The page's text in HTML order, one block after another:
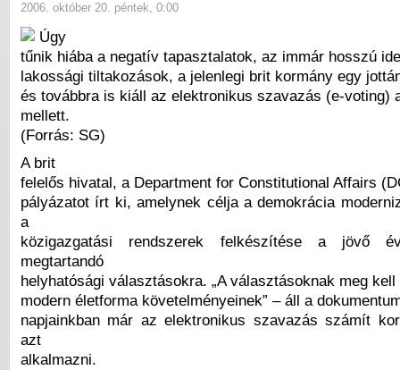
2006. október 20. péntek, 0:00
Úgy
tűnik hiába a negatív tapasztalatok, az immár hosszú
lakossági tiltakozások, a jelenlegi brit kormány egy
és továbbra is kiáll az elektronikus szavazás (e-voting)
mellett.
(Forrás: SG)
A brit
felelős hivatal, a Department for Constitutional Affairs
pályázatot írt ki, amelynek célja a demokrácia
a
közigazgatási rendszerek felkészítése a jövő
megtartandó
helyhatósági választásokra. „A választásoknak meg
modern életforma követelményeinek” – áll a
napjainkban már az elektronikus szavazás számít
azt
alkalmazni.